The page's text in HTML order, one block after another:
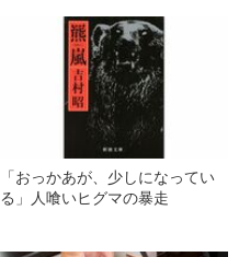
「おっかあが、少しになってい
る」人喰いヒグマの暴走